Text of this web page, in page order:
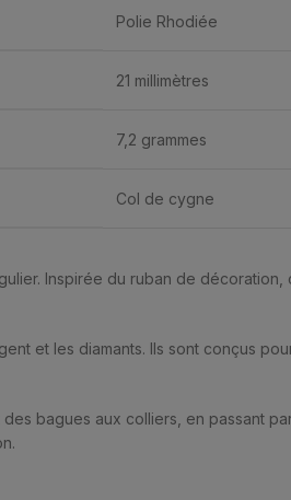
Polie Rhodiée
21 millimètres
7,2 grammes
Col de cygne
Inspirée du ruban de
et les diamants. Ils sont conçus
bagues aux colliers, en passant